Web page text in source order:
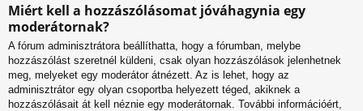
Miért kell a hozzászólásomat jóváhagynia egy
moderátornak?
A fórum adminisztrátora beállíthatta, hogy a fórumban, melybe
hozzászólást szeretnél küldeni, csak olyan hozzászólások jelenhetnek
meg, melyeket egy moderátor átnézett. Az is lehet, hogy az
adminisztrátor egy olyan csoportba helyezett téged, akiknek a
hozzászólásait át kell néznie egy moderátornak. További információért,